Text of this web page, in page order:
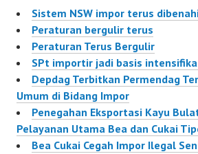
biaya tinggi. Lian Pohan,
salah seorang importir
di Pelabuhan Priok,
mengatakan
kelambanan kinerja
PFPD berpotensi
menimbulkan ekonomi
biaya…
Sistem NSW impor terus
Peraturan bergulir terus
Peraturan Terus Bergulir
SPt importir jadi basis
Depdag Terbitkan Permendag
Umum di Bidang Impor
Penegahan Eksportasi Kayu
Pelayanan Utama Bea dan Cukai
Bea Cukai Cegah Impor Ilegal